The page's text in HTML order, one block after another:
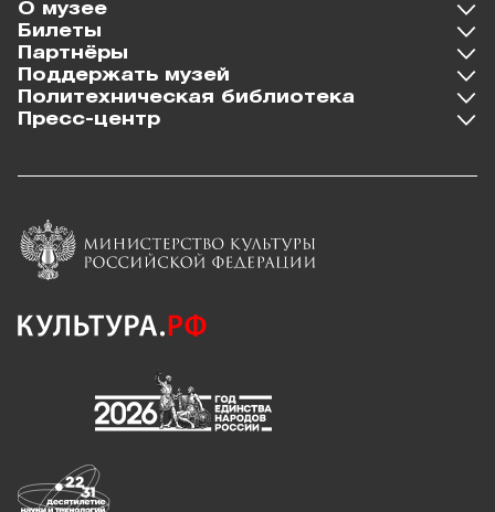
О музее
Билеты
Партнёры
Поддержать музей
Политехническая библиотека
Пресс-центр